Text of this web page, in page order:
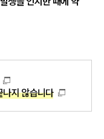
나지 않습니다